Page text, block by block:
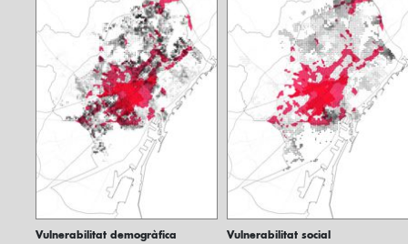
Vulnerabilitat demogràfica Vulnerabilitat social